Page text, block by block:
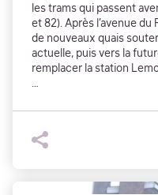
les trams qui passent
et 82). Après l’avenue
de nouveaux quais
actuelle, puis vers la
remplacer la station